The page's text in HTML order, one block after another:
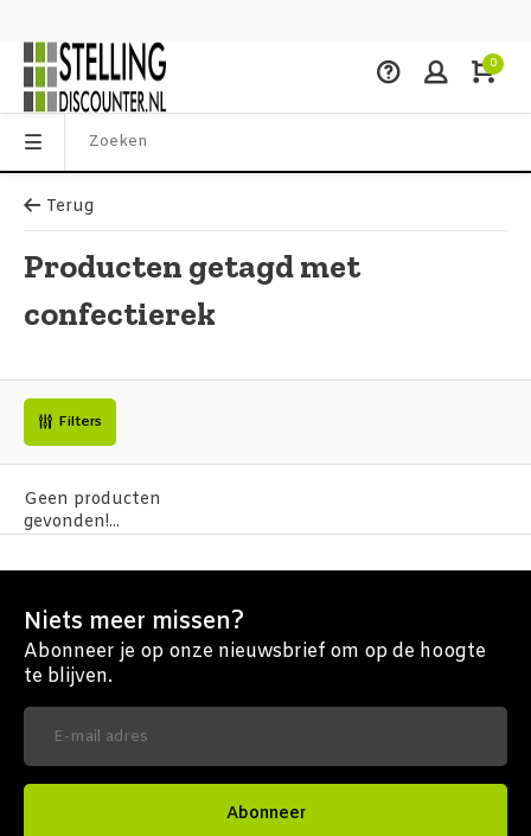
0
Terug
Producten getagd met
confectierek
Filters
Geen producten
gevonden!...
Niets meer missen?
Abonneer je op onze nieuwsbrief om op de hoogte
te blijven.
Abonneer